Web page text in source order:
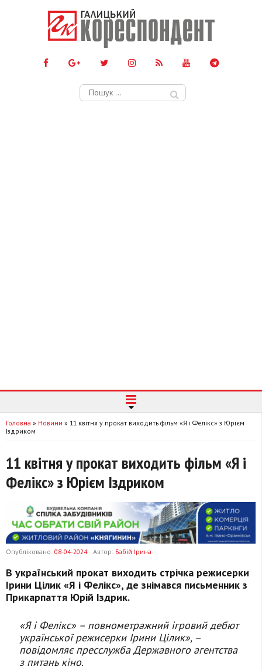
Пошук:
Головна » Новини » 11 квітня у прокат виходить фільм «Я і Фелікс» з Юрієм
Іздриком
11 квітня у прокат виходить фільм «Я і
Фелікс» з Юрієм Іздриком
Опубліковано: 08-04-2024 Автор: Бабій Ірина
В український прокат виходить стрічка режисерки
Ірини Цілик «Я і Фелікс», де знімався письменник з
Прикарпаття Юрій Іздрик.
«Я і Фелікс» – повнометражний ігровий дебют
української режисерки Ірини Цілик», –
повідомляє пресслужба Державного агентства
з питань кіно.